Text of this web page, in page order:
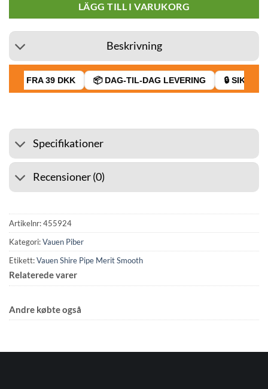
LÄGG TILL I VARUKORG
Beskrivning
FRA 39 DKK 📦 DAG-TIL-DAG LEVERING 🔒 SIKKER
Specifikationer
Recensioner (0)
Artikelnr:455924
Kategori:Vauen Piber
Etikett:Vauen Shire Pipe Merit Smooth
Relaterede varer
Andre købte også